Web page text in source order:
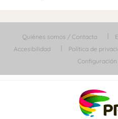
Quiénes somos / Contacta
Accesibilidad
Política de